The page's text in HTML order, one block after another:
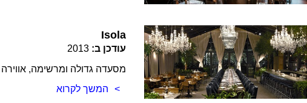
Isola
עודכן ב: 2013
מסעדה גדולה ומרשימה,
המשך לקרוא